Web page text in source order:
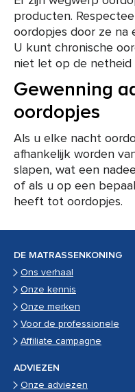
producten.
oordopjes door ze na
U kunt chronische
niet let op de netheid
Gewenning
oordopjes
Als u elke nacht
afhankelijk worden
slapen, wat een
of als u op een
heeft tot oordopjes.
DE MATRASSENKONING
Ons verhaal
Onze kennis
Onze merken
Voor de professionele
Affiliate campagne
ADVIEZEN
Onze adviezen